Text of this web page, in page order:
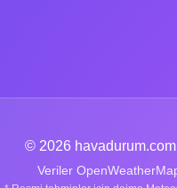
© 2026 havadurum.com
Veriler